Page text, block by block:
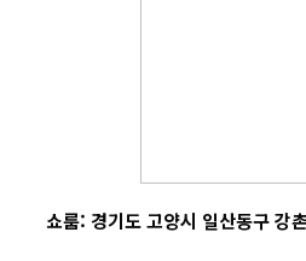
쇼룸: 경기도 고양시 일산동구